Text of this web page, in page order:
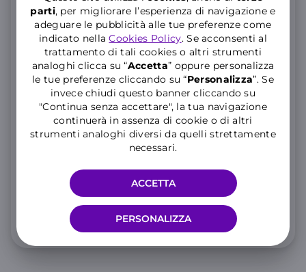
parti, per migliorare l’esperienza di navigazione e
adeguare le pubblicità alle tue preferenze come
indicato nellaCookies Policy. Se acconsenti al
trattamento di tali cookies o altri strumenti
analoghi clicca su “Accetta” oppure personalizza
le tue preferenze cliccando su “Personalizza”. Se
invece chiudi questo banner cliccando su
"Continua senza accettare", la tua navigazione
continuerà in assenza di cookie o di altri
strumenti analoghi diversi da quelli strettamente
necessari.
PERSONALIZZA
ACCETTA
Errore imprevisto, riprova!
--
cent / min
Verso rete fissa e mobile
Scatto alla risposta: 23 cent
Per il primo minuto di conversazione verso i
Paesi dell'Unione Europea si applica un costo
massimo di 23 eurocent comprensivo di scatto
alla risposta.